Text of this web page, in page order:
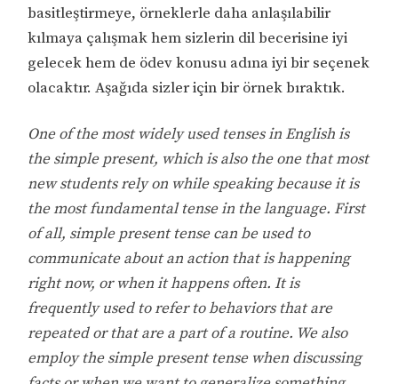
basitleştirmeye, örneklerle daha anlaşılabilir
kılmaya çalışmak hem sizlerin dil becerisine iyi
gelecek hem de ödev konusu adına iyi bir seçenek
olacaktır. Aşağıda sizler için bir örnek bıraktık.
One of the most widely used tenses in English is
the simple present, which is also the one that most
new students rely on while speaking because it is
the most fundamental tense in the language. First
of all, simple present tense can be used to
communicate about an action that is happening
right now, or when it happens often. It is
frequently used to refer to behaviors that are
repeated or that are a part of a routine. We also
employ the simple present tense when discussing